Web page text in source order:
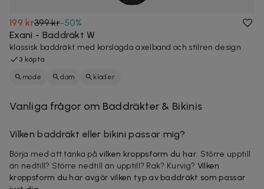
199 kr399 kr-50%
Exani - Baddräkt W
klassisk baddräkt med korslagda axelband och stilren design
3 köpta
mode dam kläder
Vanliga frågor om Baddräkter & Bikinis
Vilken baddräkt eller bikini passar mig?
Börja med att tänka påvilken kroppsform du har. Större upptill
än nedtill? Större nedtill än upptill? Rak? Kurvig? Vilken
kroppsform du har avgör vilken typ av baddräkt som passar